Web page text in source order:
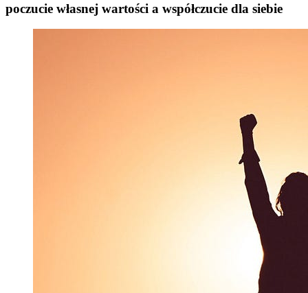
poczucie własnej wartości a współczucie dla siebie